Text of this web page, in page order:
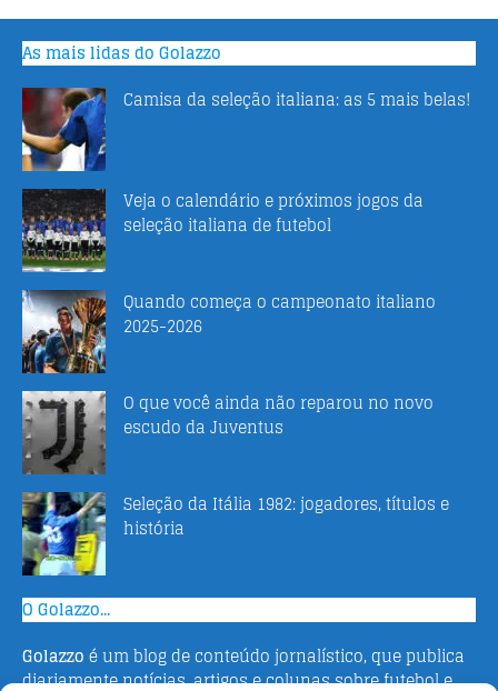
As mais lidas do Golazzo
Camisa da seleção italiana: as 5 mais belas!
Veja o calendário e próximos jogos da
seleção italiana de futebol
Quando começa o campeonato italiano
2025-2026
O que você ainda não reparou no novo
escudo da Juventus
Seleção da Itália 1982: jogadores, títulos e
história
O Golazzo...
Golazzo é um blog de conteúdo jornalístico, que publica
diariamente notícias, artigos e colunas sobre futebol e